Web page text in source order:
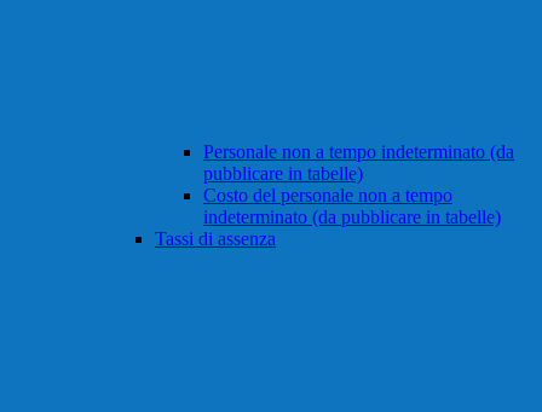
Personale non a tempo indeterminato (da
pubblicare in tabelle)
Costo del personale non a tempo
indeterminato (da pubblicare in tabelle)
Tassi di assenza